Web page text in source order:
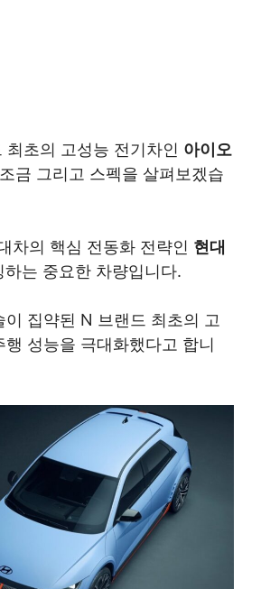
최초의 고성능 전기차인 아이오
금 그리고 스펙을 살펴보겠습
차의 핵심 전동화 전략인 현대
하는 중요한 차량입니다.
이 집약된 N 브랜드 최초의 고
행 성능을 극대화했다고 합니